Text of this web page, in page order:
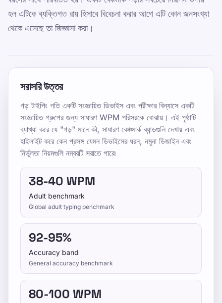
BN
গড় টাইপিং গতি
By TypeLab Editorial Team
শিশু, প্রাপ্তবয়স্ক, অফিস কর্মী এবং পেশাদার টাইপিস্টদের জন্য গড়
টাইপিং গতির মানদণ্ড দেখুন, এছাড়াও WPM কে প্রভাবিত করে
এমন প্রধান কারণগুলি।
TypeLab ব্যবহার করে প্রথম কীগুলোতে আত্মবিশ্বাস তৈরি করে
লেসন, বারবার করা যায় এমন টেস্ট, আর গেমভিত্তিক প্র্যাকটিস
আপনার গতি ও নির্ভুলতা দুটোই স্থিরভাবে উন্নত করে।
Pick one clear goal for today, go slowly
enough to stay accurate, and re-check under
টাইপিং স্পিড টেস্ট দিন, ফ্রি লেসন ফলো করুন, আর প্রতিদিন
অনুশীলন করে WPM ও একুরেসি বাড়ান।
হল এটিকে ব্যক্তিগত রায় হিসাবে বিবেচনা করার আগে এটি কোন জনসংখ্যা
থেকে এসেছে তা জিজ্ঞাসা করা।
সরাসরি উত্তর
গড় টাইপিং গতি একটি সংজ্ঞায়িত ডিভাইস এবং পরীক্ষার বিন্যাসে একটি
সংজ্ঞায়িত গ্রুপের জন্য সাধারণ WPM পরিসরকে বোঝায়। এই পৃষ্ঠাটি
ব্যাখ্যা করে যে "গড়" মানে কী, সাধারণ বেঞ্চমার্ক ব্যান্ডগুলি দেখায় এবং
হাইলাইট করে কেন প্রসঙ্গ যেমন ডিভাইসের ধরন, নমুনা ডিজাইন এবং
নির্ভুলতা নিয়মগুলি নম্বরটি সরাতে পারে৷
38-40 WPM
Adult benchmark
Global adult typing benchmark
92-95%
Accuracy band
General accuracy benchmark
80-100 WPM